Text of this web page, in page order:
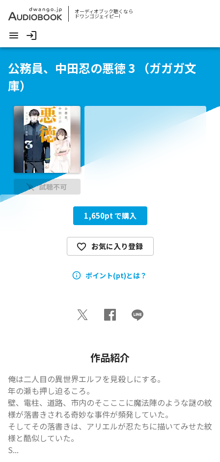
オーディオブック聴くなら
ドワンゴジェイピー!
公務員、中田忍の悪徳 3 （ガガガ文
庫）
試聴不可
1,650pt で購入
お気に入り登録
ポイント(pt)とは？
作品紹介
俺は二人目の異世界エルフを見殺しにする。
年の瀬も押し迫るころ――。
壁、電柱、道路、市内のそこここに魔法陣のような謎の紋
様が落書きされる奇妙な事件が頻発していた。
そしてその落書きは、アリエルが忍たちに描いてみせた紋
様と酷似していた。
S...